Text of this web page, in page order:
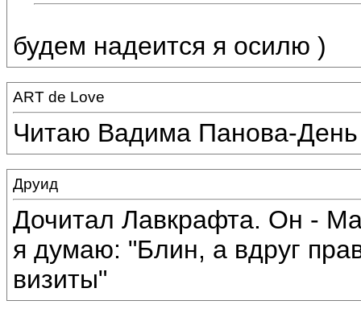
будем надеится я осилю )
ART de Love
Читаю Вадима Панова-
Друид
Дочитал Лавкрафта. Он -
я думаю: "Блин, а вдруг
визиты"